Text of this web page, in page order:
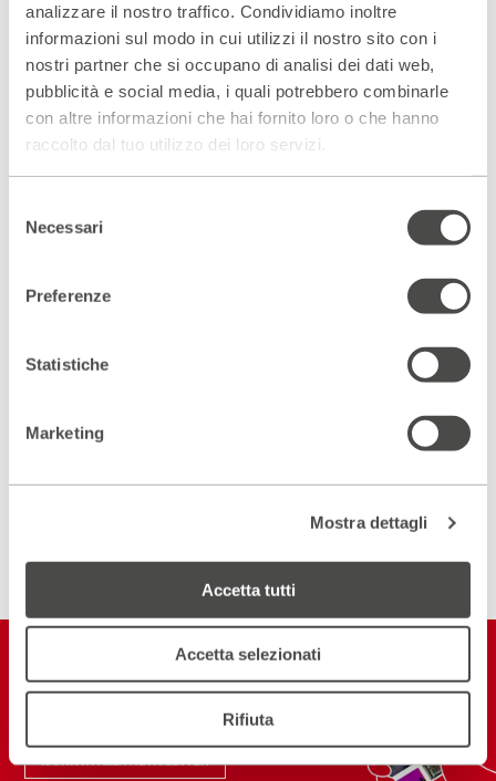
analizzare il nostro traffico. Condividiamo inoltre
informazioni sul modo in cui utilizzi il nostro sito con i
nostri partner che si occupano di analisi dei dati web,
pubblicità e social media, i quali potrebbero combinarle
con altre informazioni che hai fornito loro o che hanno
raccolto dal tuo utilizzo dei loro servizi.
delNecessari
Preferenze
Statistiche
Marketing
Mostra dettagli
Accetta tutti
Accetta selezionati
Rifiuta
Scopri gli spazi del Parenti
ACCEDI AL VIRTUAL TOUR
DIVENTA PARTNER
Restiamo in
contatto